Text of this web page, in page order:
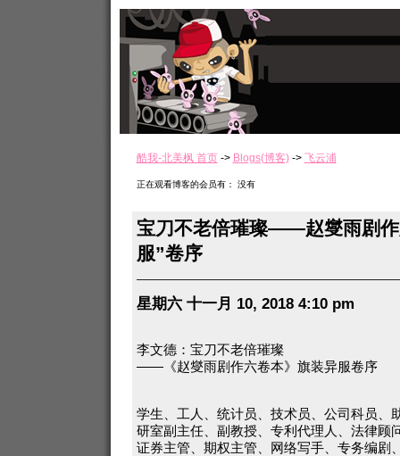
酷我-北美枫 首页-> Blogs(博客)-> 飞云浦
正在观看博客的会员有： 没有
宝刀不老倍璀璨——赵燮雨剧作
服”卷序
星期六 十一月 10, 2018 4:10 pm
李文德：宝刀不老倍璀璨
——《赵燮雨剧作六卷本》旗装异服卷序
学生、工人、统计员、技术员、公司科员、
研室副主任、副教授、专利代理人、法律顾
证券主管、期权主管、网络写手、专务编